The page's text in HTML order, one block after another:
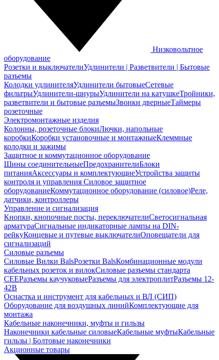
Низковольтное
оборудование
Розетки и выключателиУдлинители | Разветвители | Бытовые
разъемы
Колодки удлинителяУдлинители бытовыеСетевые
фильтрыУдлинители-шнурыУдлинители на катушкеТройники,
разветвители и бытовые разъемыЗвонки дверныеТаймеры
розеточные
Электромонтажные изделия
Колонны, розеточные блокиЛючки, напольные
коробкиКоробки установочные и монтажныеКлеммные
колодки и зажимы
Защитное и коммутационное оборудование
Шины соединительныеПредохранителиБлоки
питанияАксессуары и комплектующиеУстройства защиты
контроля и управления Силовое защитное
оборудованиеКоммутационное оборудование (силовое)Реле,
датчики, контроллеры
Управление и сигнализация
Кнопки, кнопочные посты, переключателиСветосигнальная
арматураСигнальные индикаторные лампы на DIN-
рейкуКонцевые и путевые выключателиОповещатели для
сигнализаций
Силовые разъемы
Силовые Вилки BalsРозетки BalsКомбинационные модули
кабельных розеток и вилокСиловые разъемы стандарта
CEEРазъемы каучуковыеРазъемы для электроплитРазъемы 12-
42В
Оснастка и инструмент для кабельных и ВЛ (СИП)
Оборудование для воздушных линийКомплектующие для
монтажа
Кабельные наконечники, муфты и гильзы
Наконечники кабельные силовыеКабельные муфтыКабельные
гильзы | Болтовые наконечники
Акционные товары